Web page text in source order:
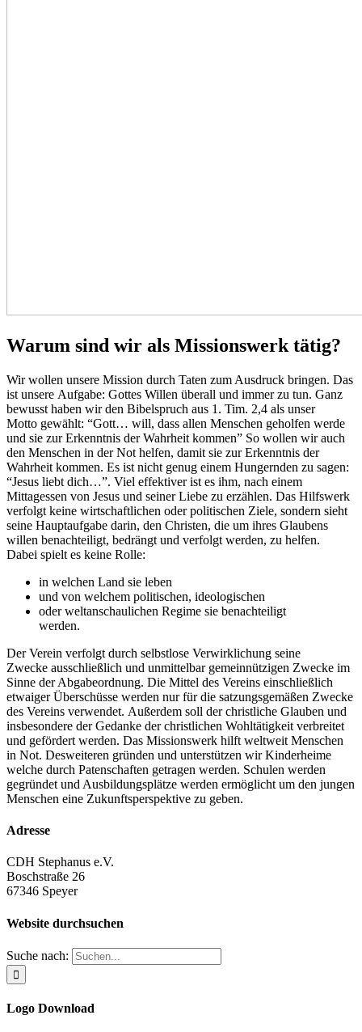
Warum sind wir als Missionswerk tätig?
Wir wollen unsere Mission durch Taten zum Ausdruck bringen. Das
ist unsere Aufgabe: Gottes Willen überall und immer zu tun. Ganz
bewusst haben wir den Bibelspruch aus 1. Tim. 2,4 als unser
Motto gewählt: “Gott… will, dass allen Menschen geholfen werde
und sie zur Erkenntnis der Wahrheit kommen” So wollen wir auch
den Menschen in der Not helfen, damit sie zur Erkenntnis der
Wahrheit kommen. Es ist nicht genug einem Hungernden zu sagen:
“Jesus liebt dich…”. Viel effektiver ist es ihm, nach einem
Mittagessen von Jesus und seiner Liebe zu erzählen. Das Hilfswerk
verfolgt keine wirtschaftlichen oder politischen Ziele, sondern sieht
seine Hauptaufgabe darin, den Christen, die um ihres Glaubens
willen benachteiligt, bedrängt und verfolgt werden, zu helfen.
Dabei spielt es keine Rolle:
in welchen Land sie leben
und von welchem politischen, ideologischen
oder weltanschaulichen Regime sie benachteiligt
werden.
Der Verein verfolgt durch selbstlose Verwirklichung seine
Zwecke ausschließlich und unmittelbar gemeinnützigen Zwecke im
Sinne der Abgabeordnung. Die Mittel des Vereins einschließlich
etwaiger Überschüsse werden nur für die satzungsgemäßen Zwecke
des Vereins verwendet. Außerdem soll der christliche Glauben und
insbesondere der Gedanke der christlichen Wohltätigkeit verbreitet
und gefördert werden. Das Missionswerk hilft weltweit Menschen
in Not. Desweiteren gründen und unterstützen wir Kinderheime
welche durch Patenschaften getragen werden. Schulen werden
gegründet und Ausbildungsplätze werden ermöglicht um den jungen
Menschen eine Zukunftsperspektive zu geben.
Adresse
CDH Stephanus e.V.
Boschstraße 26
67346 Speyer
Website durchsuchen
Suche nach:
Logo Download